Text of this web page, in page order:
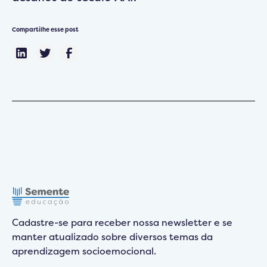
Compartilhe esse post
Cadastre-se para receber nossa newsletter e se
manter atualizado sobre diversos temas da
aprendizagem socioemocional.